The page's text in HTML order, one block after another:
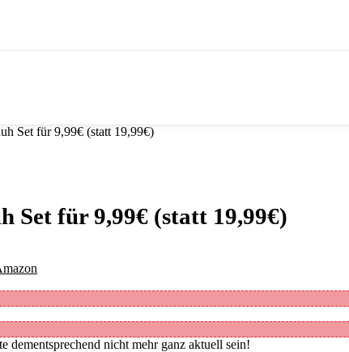
Set für 9,99€ (statt 19,99€)
Set für 9,99€ (statt 19,99€)
dementsprechend nicht mehr ganz aktuell sein!